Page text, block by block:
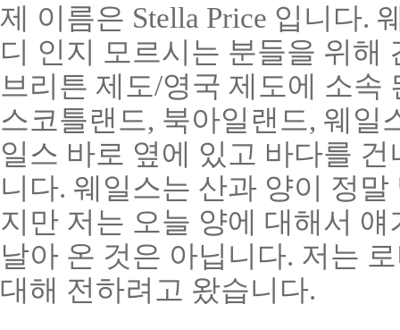
제 이름은 Stella Price 입니다.
디 인지 모르시는 분들을 위해
브리튼 제도/영국 제도에 소속
스코틀랜드, 북아일랜드, 웨일
일스 바로 옆에 있고 바다를
니다. 웨일스는 산과 양이 정
지만 저는 오늘 양에 대해서
날아 온 것은 아닙니다. 저는
대해 전하려고 왔습니다.